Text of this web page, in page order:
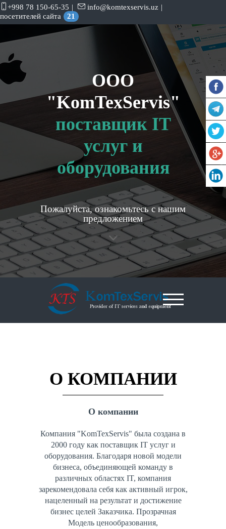
+998 78 150-65-35 | info@komtexservis.uz |
посетителей сайта
21
OOO
"KomTexServis"
поставщик IT
услуг и
оборудования
Пожалуйста, ознакомьтесь с нашим
предложением
О КОМПАНИИ
О компании
Компания "KomTexServis" была создана в
2000 году как поставщик IT услуг и
оборудования. Благодаря новой модели
бизнеса, объединяющей команду в
различных областях IT, компания
зарекомендовала себя как активный игрок,
нацеленный на результат и достижение
бизнес целей Заказчика. Прозрачная
Модель ценообразования,